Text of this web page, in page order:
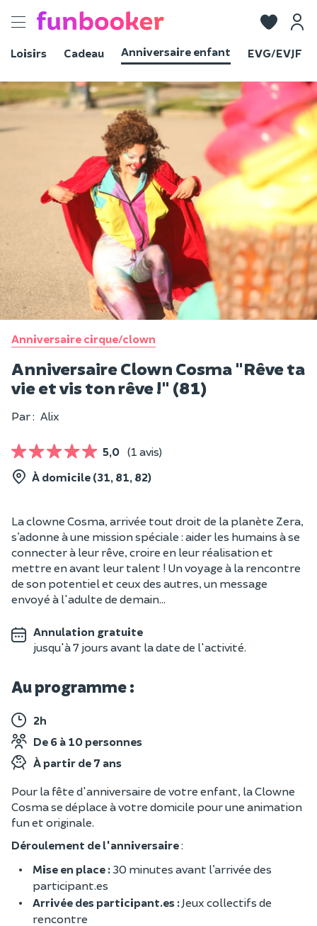
Toggle
Loisirs
Cadeau Anniversaire enfant EVG/EVJF
Voir les photos
Anniversaire cirque/clown
Anniversaire Clown Cosma "Rêve ta
vie et vis ton rêve !" (81)
Par : Alix
5,0 (1 avis)
À domicile (31, 81, 82)
La clowne Cosma, arrivée tout droit de la planète Zera,
s’adonne à une mission spéciale : aider les humains à se
connecter à leur rêve, croire en leur réalisation et
mettre en avant leur talent ! Un voyage à la rencontre
de son potentiel et ceux des autres, un message
envoyé à l'adulte de demain...
Annulation gratuite
jusqu'à 7 jours avant la date de l'activité.
Au programme :
2h
De 6 à 10 personnes
À partir de 7 ans
Pour la fête d'anniversaire de votre enfant, la Clowne
Cosma se déplace à votre domicile pour une animation
fun et originale.
Déroulement de l'anniversaire:
Mise en place :30 minutes avant l’arrivée des
participant.es
Arrivée des participant.es : Jeux collectifs de
rencontre